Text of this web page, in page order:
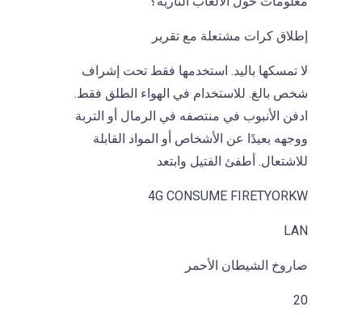
إطلاق كرات مشتعلة مع تقرير
لا تمسكها باليد. استخدمها فقط تحت إشراف
شخص بالغ. للاستخدام في الهواء الطلق فقط.
ادفن الأنبوب في منتصفه في الرمال أو التربة
ووجهه بعيدًا عن الأشخاص أو المواد القابلة
للاشتعال. أطفئ الفتيل وابتعد
4G CONSUME FIRETYORKW
LAN
صاروخ الشيطان الأحمر
20